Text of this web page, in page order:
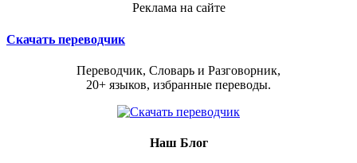
Реклама на сайте
Скачать переводчик
Переводчик, Словарь и Разговорник,
20+ языков, избранные переводы.
Наш Блог